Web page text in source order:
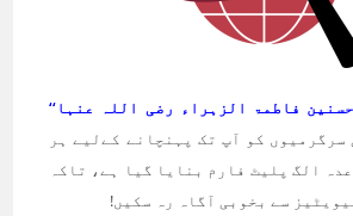
فاطمۃ الزہراء رضی اللہ عنہا‘‘
سرگرمیوں کو آپ تک پہنچانے کےلیے ہر
الگ پلیٹ فارم بنایا گیا ہے، تاکہ
سے بخوبی آگاہ رہ سکیں!